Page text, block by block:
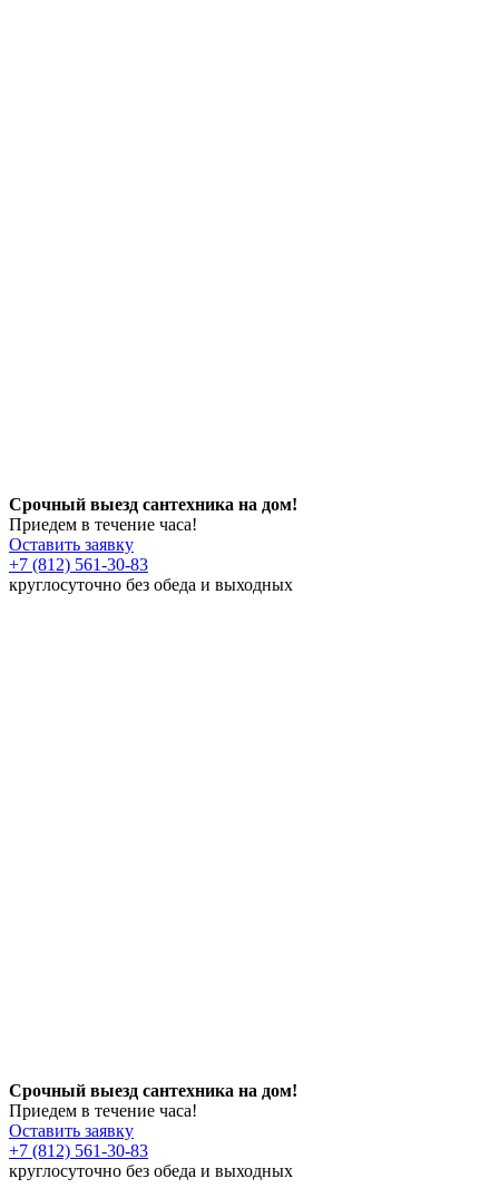
Срочный выезд сантехника на дом!
Приедем в течение часа!
Оставить заявку
+7 (812) 561-30-83
круглосуточно без обеда и выходных
Срочный выезд сантехника на дом!
Приедем в течение часа!
Оставить заявку
+7 (812) 561-30-83
круглосуточно без обеда и выходных